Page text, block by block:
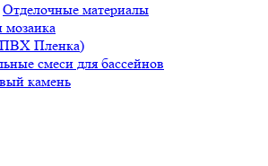
Отделочные материалы
мозаика
Пленка)
смеси для бассейнов
камень